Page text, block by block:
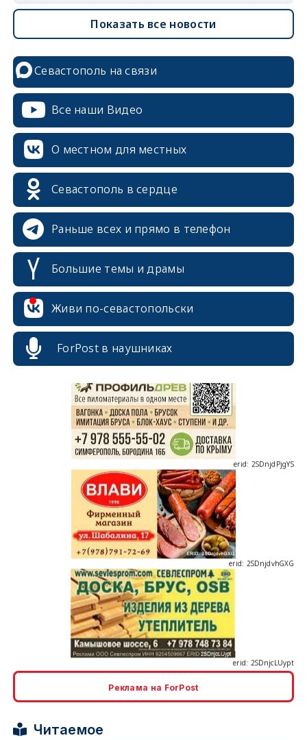
Показать все новости
Севастополь на связи
Все наши Видео
О местном для местных
Севастополь в сердце
Раньше всех и прямо в телефон
Большие темы и драмы
Живи по-севастопольски
ForPost в наушниках
erid: 2SDnjdvhGXG
Реклама на ForPost
Читаемое